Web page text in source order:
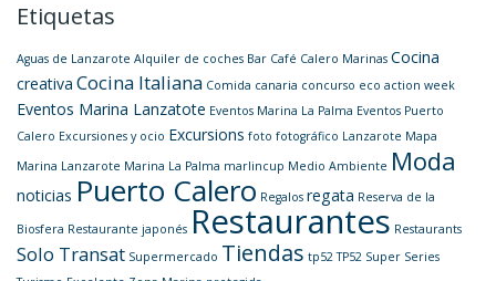
Etiquetas
Aguas de Lanzarote Alquiler de coches Bar Café Calero Marinas Cocina
creativa Cocina Italiana Comida canaria concurso eco action week
Eventos Marina Lanzatote Eventos Marina La Palma Eventos Puerto
Calero Excursiones y ocio Excursions foto fotográfico Lanzarote Mapa
Marina Lanzarote Marina La Palma marlincup Medio Ambiente Moda
noticias Puerto Calero Regalos regata Reserva de la
Biosfera Restaurante japonés Restaurantes Restaurants
Solo Transat Supermercado Tiendas tp52 TP52 Super Series